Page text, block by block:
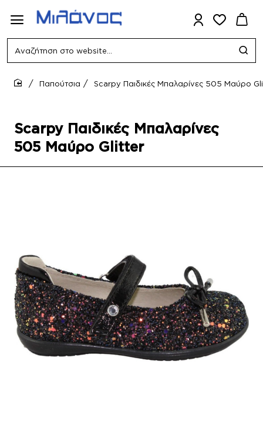
Αναζήτηση
website...
Scarpy Παιδικές Μπαλαρίνες
505 Μαύρο Glitter
Παπούτσια Scarpy Παιδικές Μπαλαρίνες 505 Μαύρο